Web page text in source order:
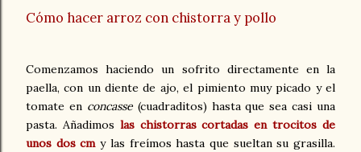
Cómo hacer arroz con chistorra y pollo
Comenzamos haciendo un sofrito directamente en la
paella, con un diente de ajo, el pimiento muy picado y el
tomate en concasse (cuadraditos) hasta que sea casi una
pasta. Añadimos las chistorras cortadas en trocitos de
unos dos cmy las freímos hasta que sueltan su grasilla.